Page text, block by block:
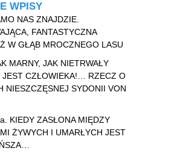
WPISY
NAS ZNAJDZIE.
FANTASTYCZNA
W GŁĄB MROCZNEGO LASU
MARNY, JAK NIETRWAŁY
JEST CZŁOWIEKA!… RZECZ O
NIESZCZĘSNEJ SYDONII VON
KIEDY ZASŁONA MIĘDZY
ŻYWYCH I UMARŁYCH JEST